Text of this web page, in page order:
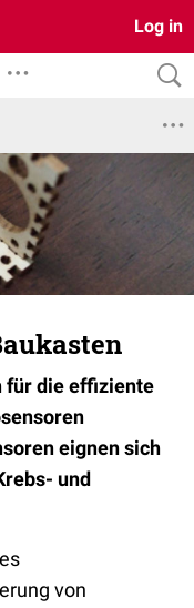
Log in
für die effiziente
eignen sich
und
von